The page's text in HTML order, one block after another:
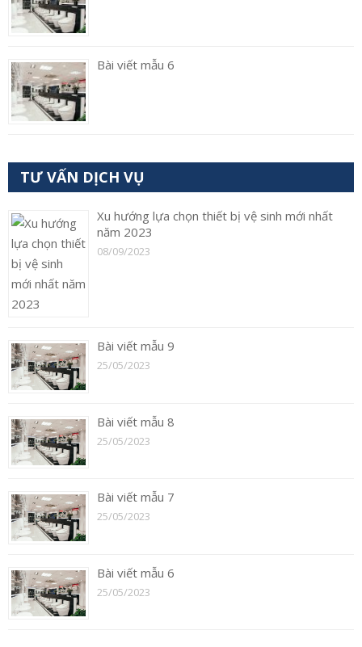
Bài viết mẫu 6
TƯ VẤN DỊCH VỤ
Xu hướng lựa chọn thiết bị vệ sinh mới nhất
năm 2023
08/09/2023
Bài viết mẫu 9
25/05/2023
Bài viết mẫu 8
25/05/2023
Bài viết mẫu 7
25/05/2023
Bài viết mẫu 6
25/05/2023